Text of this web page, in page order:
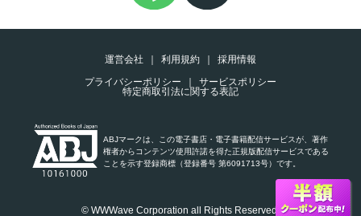
運営会社 利用規約
採用情報
プライバシーポリシー
サービスポリシー
特定商取引法に関する表記
ABJマークは、この電子書店・電子書籍配信サービスが、著作
権者からコンテンツ使用許諾を得た正規版配信サービスである
ことを示す登録商標（登録番号 第6091713号）です。
© WWWave Corporation all Rights Reserved.